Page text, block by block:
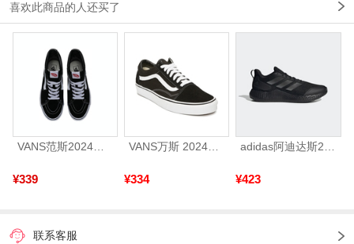
喜欢此商品的人还买了
VANS范斯2024中性SK8-HiCL帆布鞋/硫化鞋VN000D5IB8C
¥339 ¥334 ¥423
联系客服